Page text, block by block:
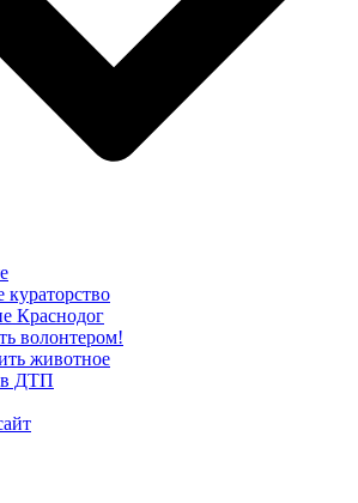
кураторство
Краснодог
волонтером!
животное
ДТП